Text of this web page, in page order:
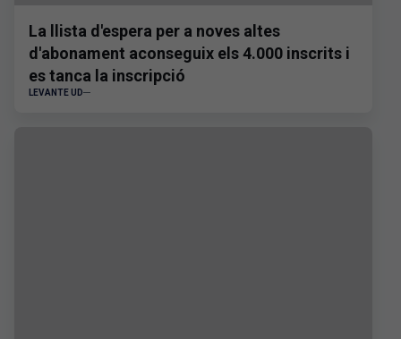
La llista d'espera per a noves altes
d'abonament aconseguix els 4.000 inscrits i
es tanca la inscripció
LEVANTE UD